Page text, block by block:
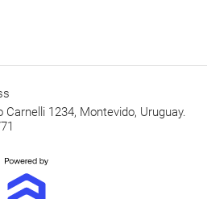
Carnelli 1234, Montevido, Uruguay.